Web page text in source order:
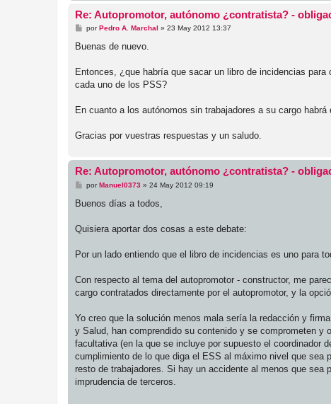
Re: Autopromotor, autónomo ¿contratista? -
M
n
j
porPedro A. Marchal » 23 May 2012 13:37
Buenas de nuevo.
Entonces, ¿que habría que sacar un libro de incidencias
cada uno de los PSS?
En cuanto a los autónomos sin trabajadores a su cargo
Gracias por vuestras respuestas y un saludo.
Re: Autopromotor, autónomo ¿contratista? -
M
n
j
porManuel0373 » 24 May 2012 09:19
Buenos días a todos,
Quisiera aportar dos cosas a este debate:
Por un lado entiendo que el libro de incidencias es uno para
Con respecto al tema del autopromotor - constructor, me
cargo contratados directamente por el autopromotor, y la
Yo creo que la solución menos mala sería la redacción y
y Salud, han comprendido su contenido y se comprometen
facultativa (en la que se incluye por supuesto el coordinador
cumplimiento de lo que diga el ESS al máximo nivel que sea
resto de trabajadores. Si hay un accidente al menos que
imprudencia de terceros.